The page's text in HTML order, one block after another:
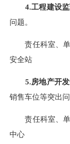
4.工程建设监
问题。
责任科室、
安全站
5.房地产开发
销售车位等突出问
责任科室、
中心